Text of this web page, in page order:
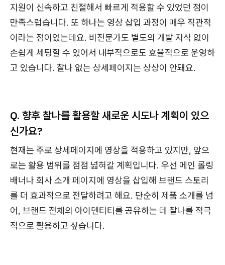
지원이 신속하고 친절해서 빠르게 적용할 수 있었던 점이
만족스럽습니다. 또 하나는 영상 삽입 과정이 매우 직관적
이라는 점이었는데요. 비전문가도 별도의 개발 지식 없이
손쉽게 세팅할 수 있어서 내부적으로도 효율적으로 운영하
고 있습니다. 찰나 없는 상세페이지는 상상이 안돼요.
Q. 향후 찰나를 활용할 새로운 시도나 계획이 있으
신가요?
현재는 주로 상세페이지에 영상을 적용하고 있지만, 앞으
로는 활용 범위를 점점 넓혀갈 계획입니다. 우선 메인 롤링
배너나 회사 소개 페이지에 영상을 삽입해 브랜드 스토리
를 더 효과적으로 전달하려고 해요. 단순히 제품 소개를 넘
어, 브랜드 전체의 아이덴티티를 공유하는 데 찰나를 적극
적으로 활용하고 싶습니다.